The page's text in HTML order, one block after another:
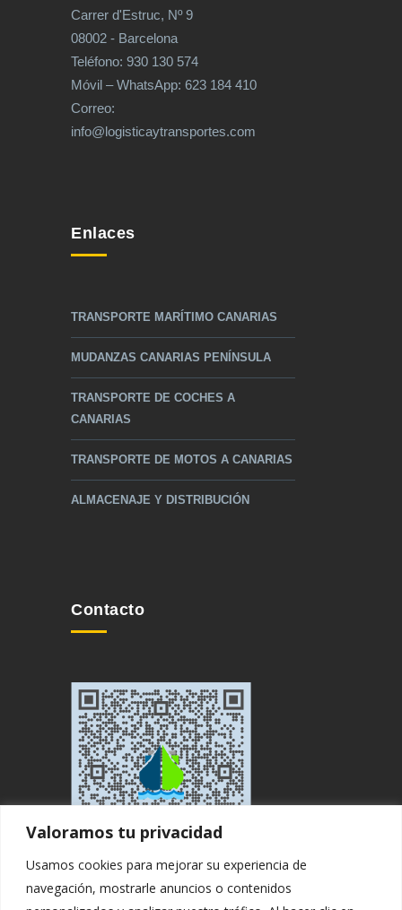
Valoramos tu privacidad
Usamos cookies para mejorar su experiencia de
navegación, mostrarle anuncios o contenidos
Carrer d'Estruc, Nº 9
08002 - Barcelona
Teléfono: 930 130 574
Móvil – WhatsApp: 623 184 410
Correo:
info@logisticaytransportes.com
Enlaces
TRANSPORTE MARÍTIMO CANARIAS
MUDANZAS CANARIAS PENÍNSULA
TRANSPORTE DE COCHES A
CANARIAS
TRANSPORTE DE MOTOS A CANARIAS
ALMACENAJE Y DISTRIBUCIÓN
Contacto